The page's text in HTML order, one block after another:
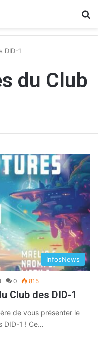
DID-1
du Club
InfosNews
0 815
Club des DID-1
de vous présenter le
DID-1 ! Ce…